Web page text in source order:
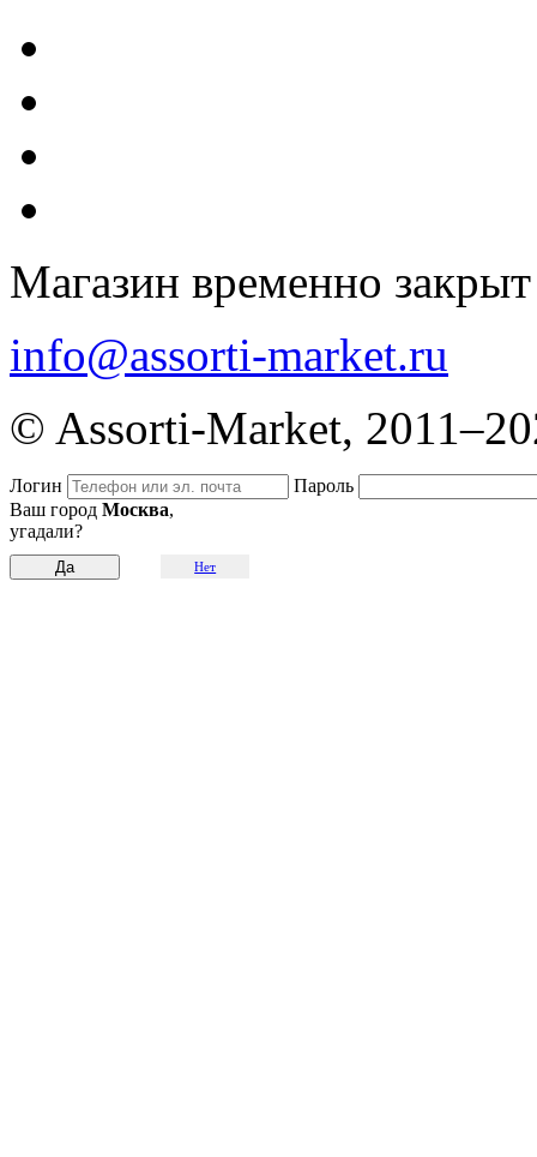
Магазин временно закрыт
info@assorti-market.ru
© Assorti-Market,
Логин
Пароль
Ваш город Москва,
угадали?
Нет